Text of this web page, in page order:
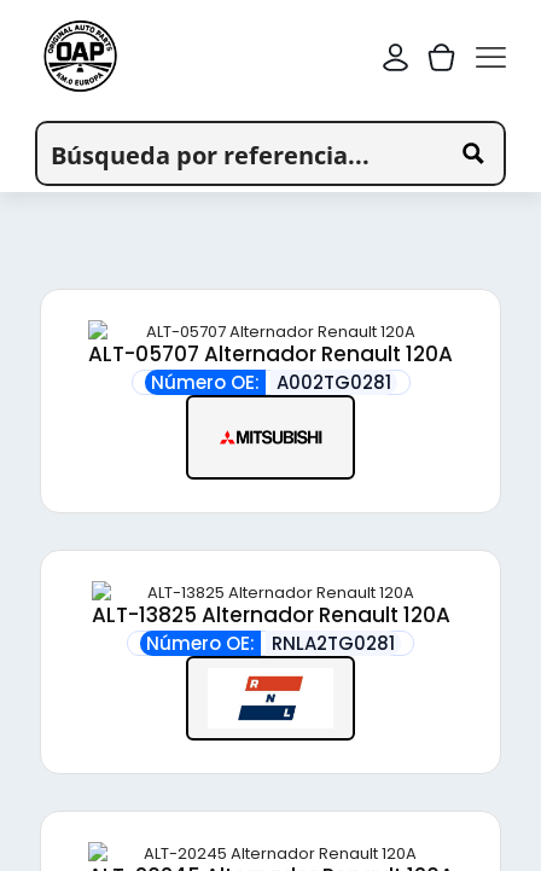
ALT-05707 Alternador Renault 120A
Número OE: A002TG0281
ALT-13825 Alternador Renault 120A
Número OE: RNLA2TG0281